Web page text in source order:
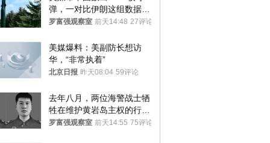
弹，一对比伊朗这组数据，
发现出大事了
罗富强观察室 前天14:48 27评论
美媒爆料：美副防长想访
华，“非常执着”
北京日报 昨天08:04 59评论
去年八月，两位海警战士牺
牲在维护黄岩岛主权的行动
中
罗富强观察室 前天14:55 75评论